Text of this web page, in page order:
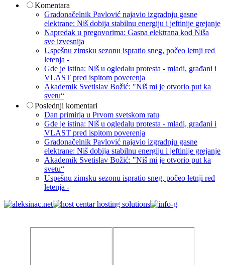
Komentara
Gradonačelnik Pavlović najavio izgradnju gasne
elektrane: Niš dobija stabilnu energiju i jeftinije grejanje
Napredak u pregovorima: Gasna elektrana kod Niša
sve izvesnija
Uspešnu zimsku sezonu ispratio sneg, počeo letnji red
letenja -
Gde je istina: Niš u ogledalu protesta - mladi, građani i
VLAST pred ispitom poverenja
Akademik Svetislav Božić: "Niš mi je otvorio put ka
svetu“
Poslednji komentari
Dan primirja u Prvom svetskom ratu
Gde je istina: Niš u ogledalu protesta - mladi, građani i
VLAST pred ispitom poverenja
Gradonačelnik Pavlović najavio izgradnju gasne
elektrane: Niš dobija stabilnu energiju i jeftinije grejanje
Akademik Svetislav Božić: "Niš mi je otvorio put ka
svetu“
Uspešnu zimsku sezonu ispratio sneg, počeo letnji red
letenja -